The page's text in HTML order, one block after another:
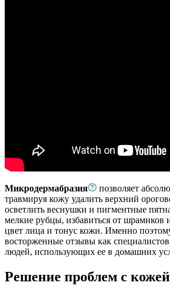
Микродермабразия
позволяет
травмируя кожу удалить верхний
осветлить веснушки и пигментные
мелкие рубцы, избавиться от шрамиков
цвет лица и тонус кожи. Именно
восторженные отзывы как
людей, использующих ее в домашних
Решение проблем с